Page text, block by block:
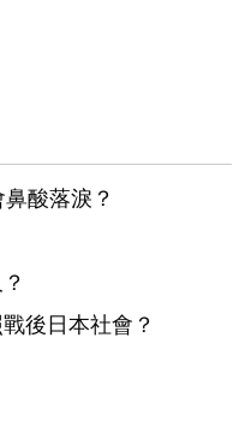
酸落淚？
後日本社會？